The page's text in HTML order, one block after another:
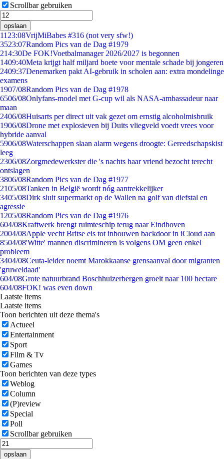
Scrollbar gebruiken
opslaan
11 23:08VrijMiBabes #316 (not very sfw!)
3523:07Random Pics van de Dag #1979
214:30De FOK!Voetbalmanager 2026/2027 is begonnen
1409:40Meta krijgt half miljard boete voor mentale schade bij jongeren
2409:37Denemarken pakt AI-gebruik in scholen aan: extra mondelinge
examens
1907/08Random Pics van de Dag #1978
6506/08Onlyfans-model met G-cup wil als NASA-ambassadeur naar
maan
2406/08Huisarts per direct uit vak gezet om ernstig alcoholmisbruik
1906/08Drone met explosieven bij Duits vliegveld voedt vrees voor
hybride aanval
5906/08Waterschappen slaan alarm wegens droogte: Gereedschapskist
leeg
2306/08Zorgmedewerkster die 's nachts haar vriend bezocht terecht
ontslagen
3806/08Random Pics van de Dag #1977
2105/08Tanken in België wordt nóg aantrekkelijker
3405/08Dirk sluit supermarkt op de Wallen na golf van diefstal en
agressie
1205/08Random Pics van de Dag #1976
604/08Kraftwerk brengt ruimteschip terug naar Eindhoven
2004/08Apple vecht Britse eis tot inbouwen backdoor in iCloud aan
8504/08'Witte' mannen discrimineren is volgens OM geen enkel
probleem
3404/08Ceuta-leider noemt Marokkaanse grensaanval door migranten
'gruweldaad'
604/08Grote natuurbrand Boschhuizerbergen groeit naar 100 hectare
604/08FOK! was even down
Laatste items
Laatste items
Toon berichten uit deze thema's
Actueel
Entertainment
Sport
Film & Tv
Games
Toon berichten van deze types
Weblog
Column
(P)review
Special
Poll
Scrollbar gebruiken
opslaan